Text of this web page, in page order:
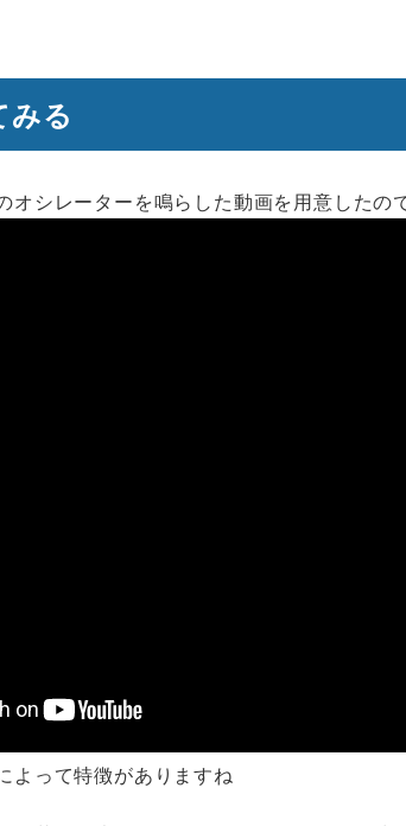
みる
オシレーターを鳴らした動画を用意したの
よって特徴がありますね